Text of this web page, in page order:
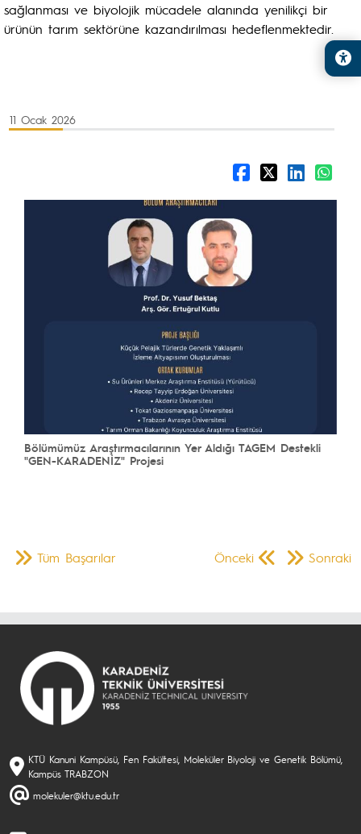
sağlanması ve biyolojik mücadele alanında yenilikçi bir
ürünün tarım sektörüne kazandırılması hedeflenmektedir.
11 Ocak 2026
Bölümümüz Araştırmacılarının Yer Aldığı TAGEM Destekli
"GEN-KARADENİZ" Projesi
Önceki Sonraki
Tüm Başarılar
KTÜ Kanuni Kampüsü, Fen Fakültesi, Moleküler Biyoloji ve Genetik Bölümü,
Kampüs TRABZON
molekuler@ktu.edu.tr